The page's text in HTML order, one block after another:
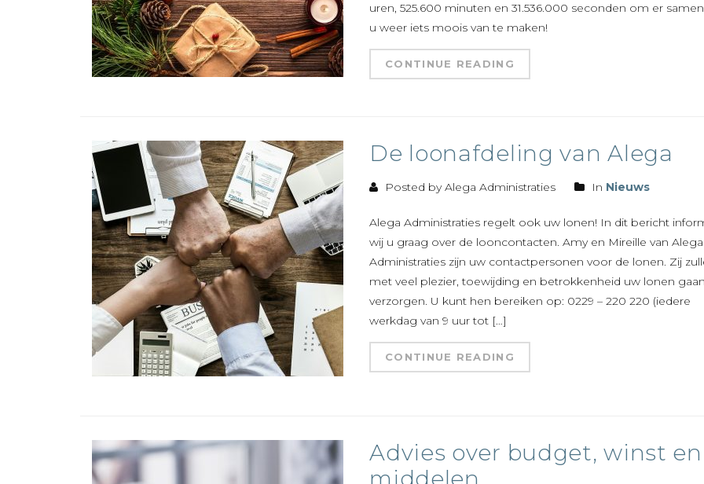
uren, 525.600 minuten en 31.536.000 seconden om er
u weer iets moois van te maken!
CONTINUE READING
De loonafdeling van Alega
Posted by Alega Administraties In Nieuws
Alega Administraties regelt ook uw lonen! In dit bericht
wij u graag over de looncontacten. Amy en Mireille van Alega
Administraties zijn uw contactpersonen voor de lonen. Zij
met veel plezier, toewijding en betrokkenheid uw lonen gaan
verzorgen. U kunt hen bereiken op: 0229 – 220 220 (iedere
werkdag van 9 uur tot […]
CONTINUE READING
Advies over budget, winst en
middelen